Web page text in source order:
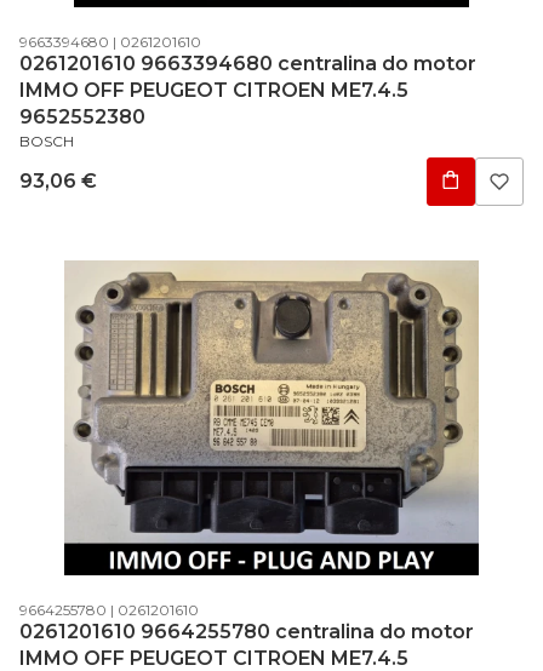
Código do produto
9663394680 Código do fabricante
0261201610
0261201610 9663394680 centralina do motor
IMMO OFF PEUGEOT CITROEN ME7.4.5
9652552380
FABRICANTE
BOSCH
Preço
93,06 €
Código do produto
9664255780 Código do fabricante
0261201610
0261201610 9664255780 centralina do motor
IMMO OFF PEUGEOT CITROEN ME7.4.5